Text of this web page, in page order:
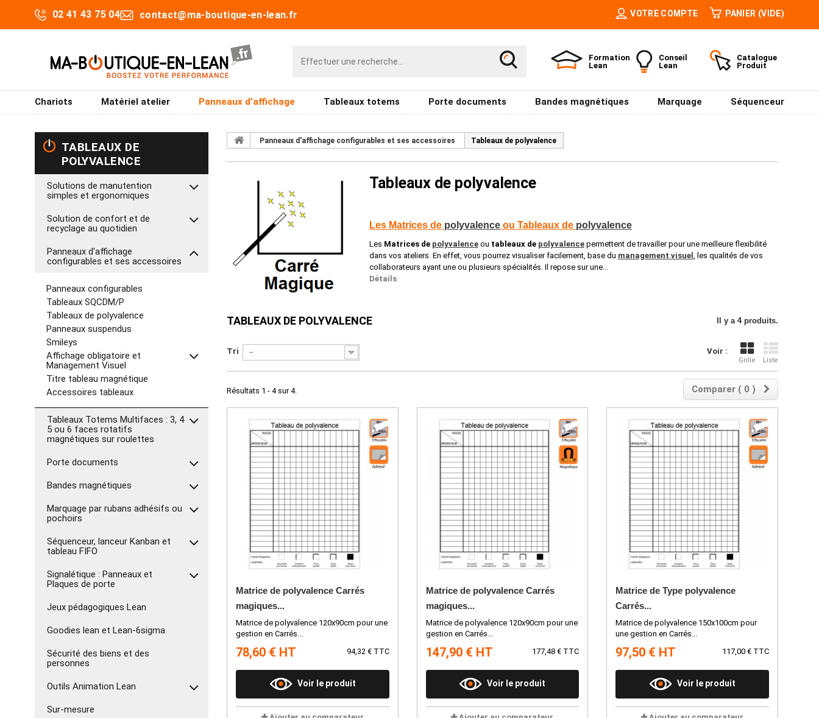
02 41 43 75 04 contact@ma-boutique-en-lean.fr VOTRE COMPTE PANIER (VIDE)
Formation
Lean
Conseil
Lean
Catalogue
Produit
Chariots Matériel atelier Panneaux d’affichage Tableaux totems Porte documents Bandes magnétiques Marquage Séquenceur
TABLEAUX DE
POLYVALENCE
Solutions de manutention
simples et ergonomiques
Solution de confort et de
recyclage au quotidien
Panneaux d'affichage
configurables et ses accessoires
Panneaux configurables
Tableaux SQCDM/P
Tableaux de polyvalence
Panneaux suspendus
Smileys
Affichage obligatoire et
Management Visuel
Titre tableau magnétique
Accessoires tableaux
Tableaux Totems Multifaces : 3, 4
5 ou 6 faces rotatifs
magnétiques sur roulettes
Porte documents
Bandes magnétiques
Marquage par rubans adhésifs ou
pochoirs
Séquenceur, lanceur Kanban et
tableau FIFO
Signalétique : Panneaux et
Plaques de porte
Jeux pédagogiques Lean
Goodies lean et Lean-6sigma
Sécurité des biens et des
personnes
Outils Animation Lean
Sur-mesure
Panneaux d'affichage configurables et ses accessoires Tableaux de polyvalence
Tableaux de polyvalence
Les Matrices de polyvalenceou Tableaux de polyvalence
Les Matrices de polyvalenceou tableaux de polyvalencepermettent de travailler pour une meilleure flexibilité
dans vos ateliers. En effet, vous pourrez visualiser facilement, base du management visuel , les qualités de vos
collaborateurs ayant une ou plusieurs spécialités. Il repose sur une...
Détails
TABLEAUX DE POLYVALENCE Il y a 4 produits.
Voir :
Grille Liste
Tri --
Comparer ( 0 )
Résultats 1 - 4 sur 4.
Matrice de polyvalence Carrés
magiques...
Matrice de polyvalence 120x90cm pour une
gestion en Carrés...
78,60 € HT 94,32 € TTC
Voir le produit
Matrice de polyvalence Carrés
magiques...
Matrice de polyvalence 120x90cm pour une
gestion en Carrés...
147,90 € HT 177,48 € TTC
Voir le produit
Matrice de Type polyvalence
Carrés...
Matrice de polyvalence 150x100cm pour
une gestion en Carrés...
97,50 € HT 117,00 € TTC
Voir le produit